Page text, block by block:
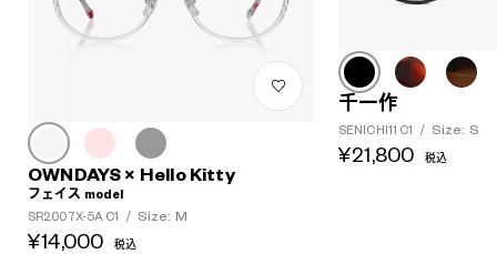
OWNDAYS × Hello Kitty
フェイス model
SR2007X-5A C1
/ Size: M
¥14,000 税込
千一作
SENICHI11 C1 / Size: S
¥21,800 税込